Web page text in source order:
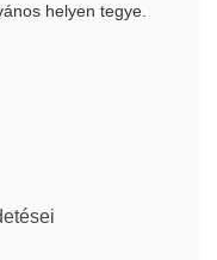
helyen tegye.